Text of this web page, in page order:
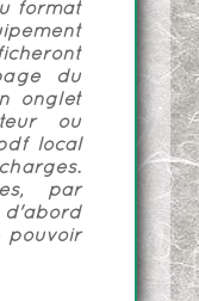
format
du
onglet
ou
local
par
d'abord
pouvoir